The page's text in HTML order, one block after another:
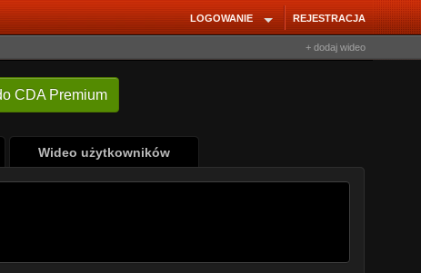
LOGOWANIE REJESTRACJA
+ dodaj wideo
Wideo użytkowników